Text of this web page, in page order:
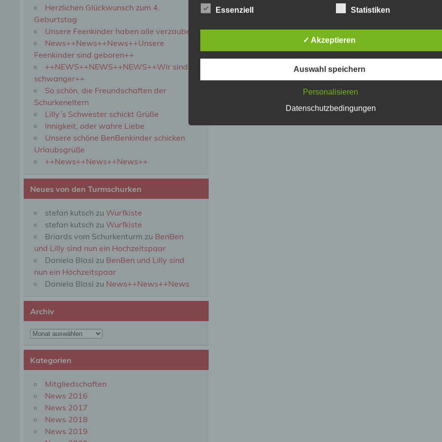
Herzlichen Glückwunsch zum 4.
Geburtstag
Unsere Feenkinder haben alle verzaubert
News++News++News++Unsere
Feenkinder sind geboren++
++NEWS++NEWS++NEWS++Wir sind
schwanger++
So schön, die Freundschaften der
Schurkeneltern
Lilly´s Schwester schickt Grüße
Innigkeit, oder wahre Liebe
Unsere schöne BenBenkinder schicken
Urlaubsgrüße
++News++News++News++
Neues von den Turmschurken
stefan kutsch zuWurfkiste
stefan kutsch zuWurfkiste
Briards vom Schurkenturm zu BenBen
und Lilly sind nun ein Hochzeitspaar
Daniela Blasi zu BenBen und Lilly sind
nun ein Hochzeitspaar
Daniela Blasi zu News++News++News
Archiv
Archiv
Kategorien
Mitgliedschaften
News 2016
News 2017
News 2018
News 2019
b) betroffene Person
Betroffene Person ist jede identifizierte oder identifizierbare
Person, deren personenbezogene Daten von dem für die Verarbeitung
Verantwortlichen verarbeitet werden.
c) Verarbeitung
Verarbeitung ist jeder mit oder ohne Hilfe automatisierter Verfahren
ausgeführte Vorgang oder jede solche Vorgangsreihe im
d) Einschränkung der Verarbeitung
Daten, die darin besteht, dass diese personenbezogenen Daten
Essenziell Statistiken
✓ Akzeptieren
Auswahl speichern
Personalisieren
Datenschutzbedingungen